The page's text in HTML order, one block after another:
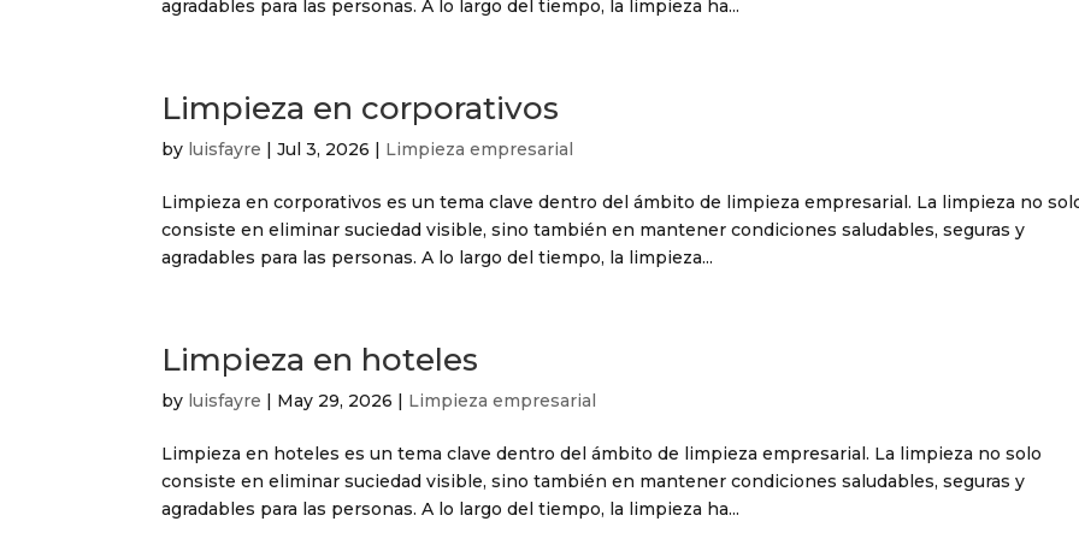
agradables para las personas. A lo largo del tiempo, la limpieza ha...
Limpieza en corporativos
by luisfayre |Jul 3, 2026 | Limpieza empresarial
Limpieza en corporativos es un tema clave dentro del ámbito de limpieza empresarial. La limpieza no
consiste en eliminar suciedad visible, sino también en mantener condiciones saludables, seguras y
agradables para las personas. A lo largo del tiempo, la limpieza...
Limpieza en hoteles
by luisfayre | May 29, 2026 | Limpieza empresarial
Limpieza en hoteles es un tema clave dentro del ámbito de limpieza empresarial. La limpieza no solo
consiste en eliminar suciedad visible, sino también en mantener condiciones saludables, seguras y
agradables para las personas. A lo largo del tiempo, la limpieza ha...